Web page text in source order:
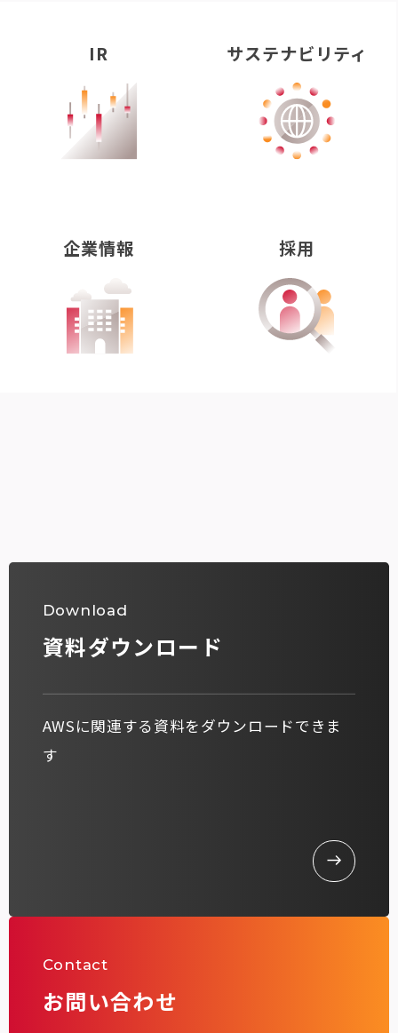
IR サステナビリティ
企業情報 採用
Download
資料ダウンロード
AWSに関連する資料をダウンロードできま
す
Contact
お問い合わせ